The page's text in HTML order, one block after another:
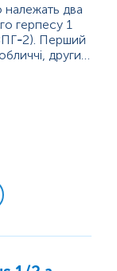
належать два
герпесу 1
-2). Перший
другий
або